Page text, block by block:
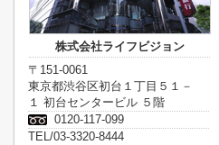
株式会社ライフビジョン
〒151-0061
東京都渋谷区初台１丁目５１－
１ 初台センタービル ５階
0120-117-099
TEL/03-3320-8444